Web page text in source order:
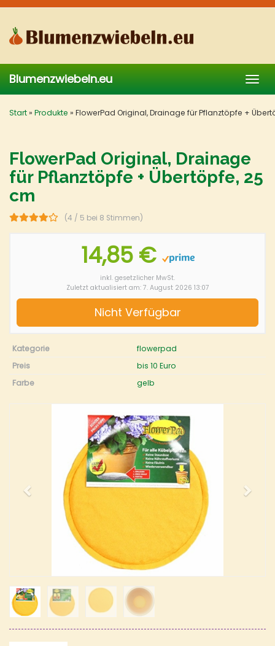
Skip
main
content
Blumenzwiebeln.eu
Start» Produkte » FlowerPad Original, Drainage für Pflanztöpfe +
FlowerPad Original, Drainage
für Pflanztöpfe + Übertöpfe, 25
cm
(4 / 5 bei 8 Stimmen)
14,85 €
inkl. gesetzlicher MwSt.
Zuletzt aktualisiert am: 7. August 2026 13:07
Nicht Verfügbar
Kategorie
flowerpad
Preis
bis 10 Euro
Farbe
gelb